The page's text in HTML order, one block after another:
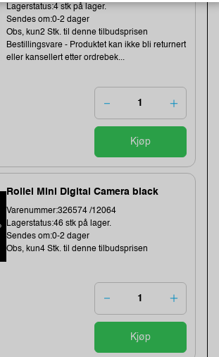
Lagerstatus:4 stk på lager.
Sendes om:0-2 dager
Obs, kun2 Stk. til denne tilbudsprisen
Bestillingsvare - Produktet kan ikke bli returnert
eller kansellert etter ordrebek...
Kjøp
Rollei Mini Digital Camera black
Varenummer:326574 /12064
Lagerstatus:46 stk på lager.
Sendes om:0-2 dager
Obs, kun4 Stk. til denne tilbudsprisen
Kjøp